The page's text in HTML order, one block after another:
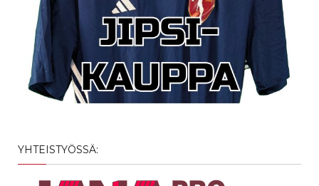
YHTEISTYÖSSÄ: